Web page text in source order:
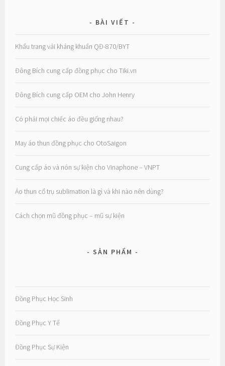
BÀI VIẾT
Khẩu trang vải kháng khuẩn QĐ-870/BYT
Đông Bích cung cấp đồng phục cho Tiki.vn
Đông Bích cung cấp OEM cho John Henry
Có phải mọi chiếc áo đều giống nhau?
May áo thun đồng phục cho OtoSaigon
Cung cấp áo và nón sự kiện cho Vinaphone – VNPT
Áo thun cổ trụ sublimation là gì và khi nào nên dùng?
Cách chọn mũ đồng phục – mũ sự kiện
SẢN PHẨM
Đồng Phục Học Sinh
Đồng Phục Y Tế
Đồng Phục Sự Kiện